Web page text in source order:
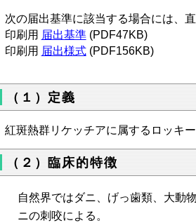
次の届出基準に該当する場合には、
印刷用 届出基準(PDF47KB)
印刷用 届出様式(PDF156KB)
（１）定義
紅斑熱群リケッチアに属するロッキ
（２）臨床的特徴
自然界ではダニ、げっ歯類、大動
ニの刺咬による。